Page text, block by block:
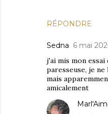
RÉPONDRE
Sedna 6 mai
j'ai mis mon
paresseuse, je
mais
amicalement